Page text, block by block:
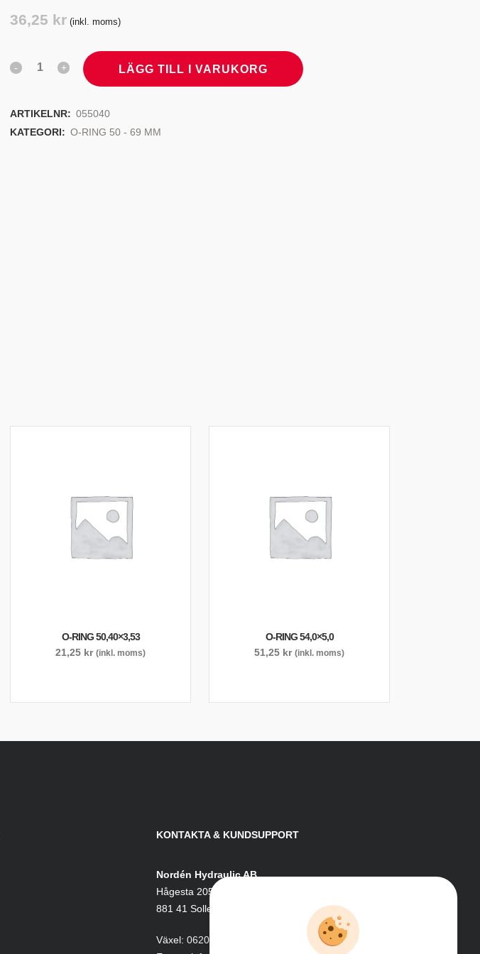
36,25 kr (inkl. moms)
LÄGG TILL I VARUKORG
ARTIKELNR: 055040
KATEGORI: O-RING 50 - 69 MM
O-RING 50,40×3,53
21,25 kr (inkl. moms)
O-RING 54,0×5,0
51,25 kr (inkl. moms)
KONTAKTA & KUNDSUPPORT
Nordén Hydraulic AB
Hågesta 205
881 41 Sollefteå
Växel: 0620-161 41